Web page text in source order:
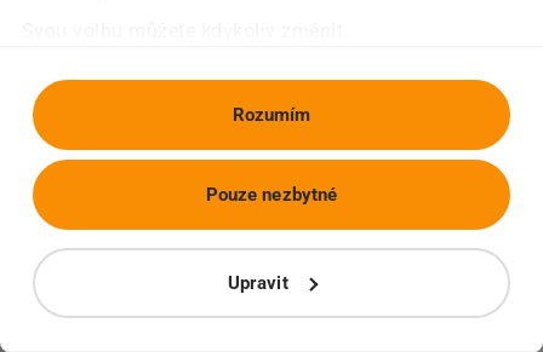
Rozumím
Upravit
Pouze nezbytné